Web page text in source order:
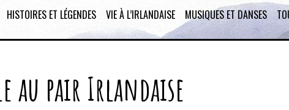
HISTOIRES ET LÉGENDES VIE À L’IRLANDAISE MUSIQUES ET DANSES
au pair Irlandaise